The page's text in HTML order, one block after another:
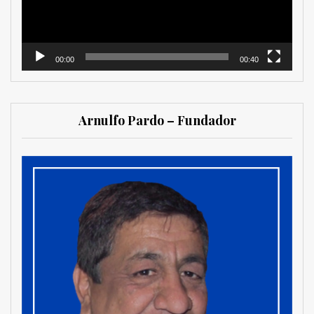
00:00 00:40
Arnulfo Pardo – Fundador